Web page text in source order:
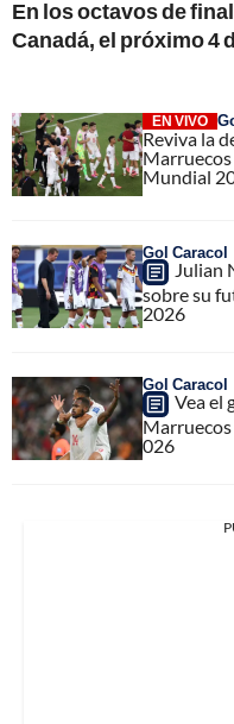
En los octavos de
Canadá, el próximo 4
EN VIVO
Reviva la
Mundial
Gol Caracol
Julian
sobre su
2026
Gol Caracol
Vea el
026